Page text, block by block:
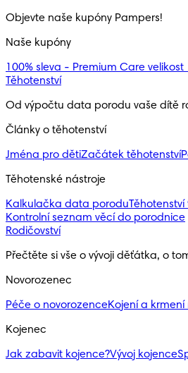
Objevte naše kupóny Pampers!
Naše kupóny
100% sleva - Premium Care velikost
Těhotenství
Od výpočtu data porodu vaše dítě
Články o těhotenství
Jména pro dětiZačátek těhotenství
Těhotenské nástroje
Kalkulačka data porodu
Kontrolní seznam věcí do porodnice
Rodičovství
Přečtěte si vše o vývoji děťátka, o
Novorozenec
Péče o novorozenceKojení a
Kojenec
Jak zabavit kojence?Vývoj kojence